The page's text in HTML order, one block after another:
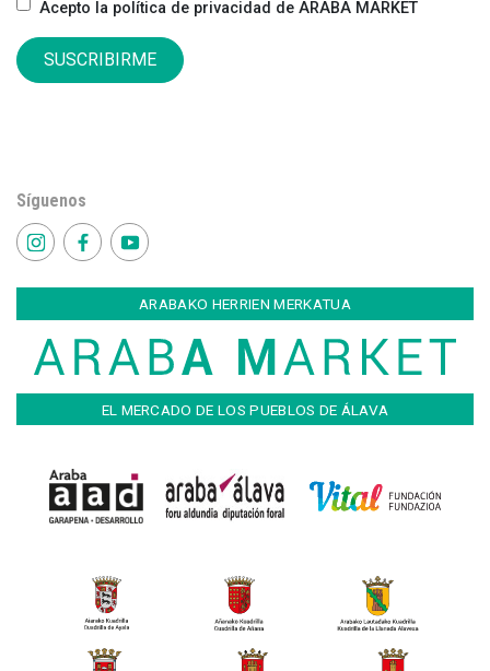
Acepto la política de privacidad de ARABA MARKET
SUSCRIBIRME
Síguenos
ARABAKO HERRIEN MERKATUA
EL MERCADO DE LOS PUEBLOS DE ÁLAVA